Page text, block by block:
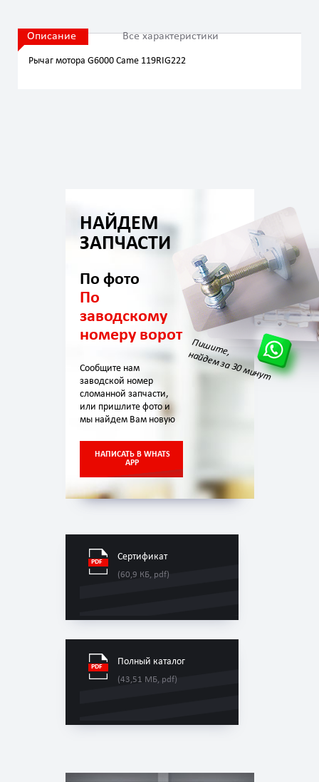
НАЙДЕМ
ЗАПЧАСТИ
По фото
По
заводскому
номеру ворот
Сообщите нам
заводской номер
сломанной запчасти,
или пришлите фото и
мы найдем Вам новую
НАПИСАТЬ В WHATS
APP
Пишите,
найдем за 30 минут
Сертификат
(60,9 КБ, pdf)
Полный каталог
(43,51 МБ, pdf)
Описание Все характеристики
Рычаг мотора G6000 Came 119RIG222